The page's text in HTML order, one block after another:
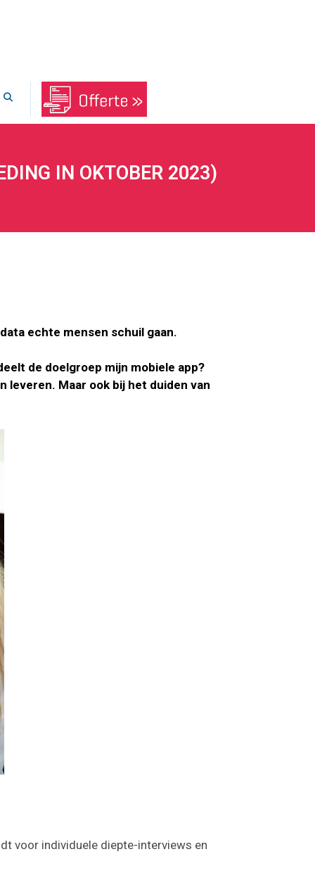
IN OKTOBER 2023)
echte mensen schuil gaan.
de doelgroep mijn mobiele app?
leveren. Maar ook bij het duiden van
voor individuele diepte-interviews en